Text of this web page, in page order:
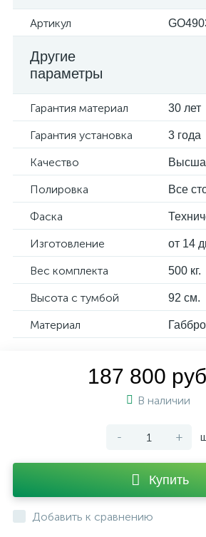
Артикул
Другие
параметры
Гарантия материал 30 лет
Гарантия установка 3 года
Качество
Полировка Все
Фаска
Изготовление от 14
Вес комплекта 500 кг.
Высота с тумбой 92 см.
Материал
187 800
В наличии
- +
Купить
Добавить к сравнению